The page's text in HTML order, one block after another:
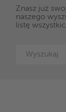
Znasz już
naszego
listę